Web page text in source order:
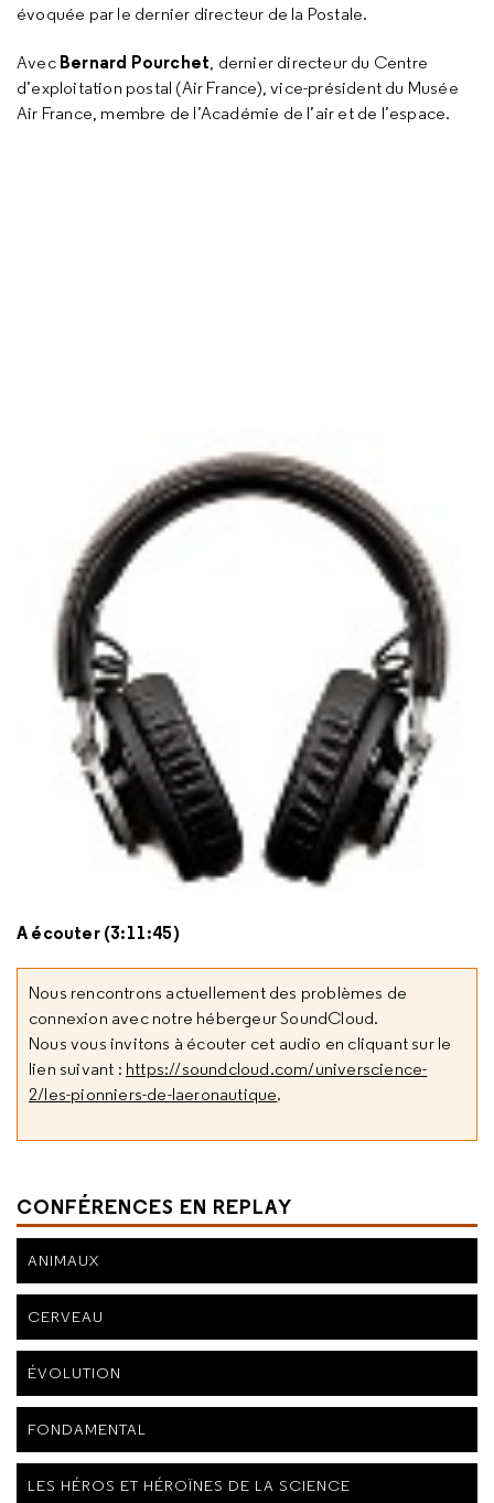
évoquée par le dernier directeur de la Postale.
Avec Bernard Pourchet, dernier directeur du Centre
d’exploitation postal (Air France), vice-président du Musée
Air France, membre de l’Académie de l’air et de l’espace.
A écouter (3:11:45)
Nous rencontrons actuellement des problèmes de
connexion avec notre hébergeur SoundCloud.
Nous vous invitons à écouter cet audio en cliquant sur le
lien suivant : https://soundcloud.com/universcience-
2/les-pionniers-de-laeronautique.
CONFÉRENCES EN REPLAY
ANIMAUX
CERVEAU
ÉVOLUTION
FONDAMENTAL
LES HÉROS ET HÉROÏNES DE LA SCIENCE